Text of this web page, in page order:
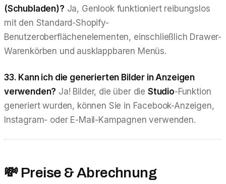
(Schubladen)? Ja, Genlook funktioniert reibungslos
mit den Standard-Shopify-
Benutzeroberflächenelementen, einschließlich Drawer-
Warenkörben und ausklappbaren Menüs.
33. Kann ich die generierten Bilder in Anzeigen
verwenden? Ja! Bilder, die über die Studio-Funktion
generiert wurden, können Sie in Facebook-Anzeigen,
Instagram- oder E-Mail-Kampagnen verwenden.
💸 Preise & Abrechnung